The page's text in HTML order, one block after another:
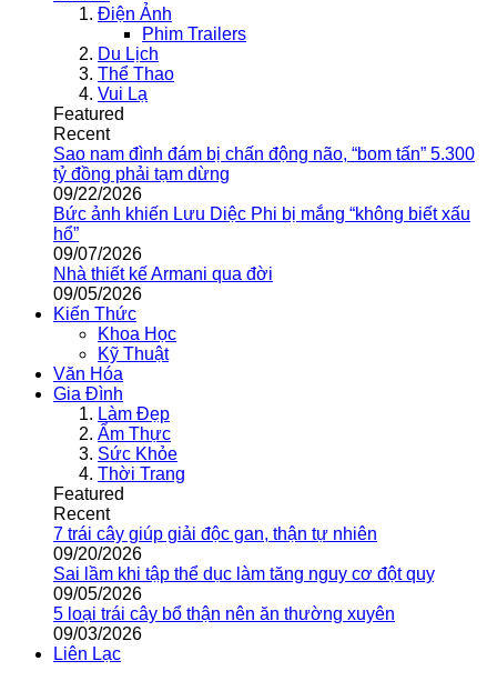
Điện Ảnh
Phim Trailers
Du Lịch
Thể Thao
Vui Lạ
Featured
Recent
Sao nam đình đám bị chấn động não, “bom tấn” 5.300
tỷ đồng phải tạm dừng
09/22/2026
Bức ảnh khiến Lưu Diệc Phi bị mắng “không biết xấu
hổ”
09/07/2026
Nhà thiết kế Armani qua đời
09/05/2026
Kiến Thức
Khoa Học
Kỹ Thuật
Văn Hóa
Gia Đình
Làm Đẹp
Ẩm Thực
Sức Khỏe
Thời Trang
Featured
Recent
7 trái cây giúp giải độc gan, thận tự nhiên
09/20/2026
Sai lầm khi tập thể dục làm tăng nguy cơ đột quỵ
09/05/2026
5 loại trái cây bổ thận nên ăn thường xuyên
09/03/2026
Liên Lạc